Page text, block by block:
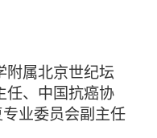
附属北京世纪坛
任、中国抗癌协
业委员会副主任